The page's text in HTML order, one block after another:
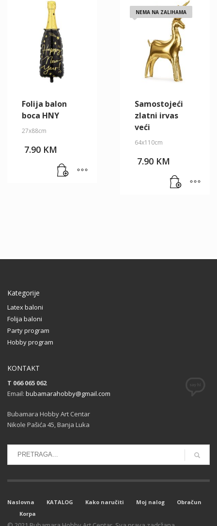
Folija balon
boca HNY
27x88cm
7.90 KM
NEMA NA ZALIHAMA
Samostojeći
zlatni irvas
veći
64x110cm
7.90 KM
Kategorije
Latex baloni
Folija baloni
Party program
Hobby program
KONTAKT
T 066 065 062
Email: bubamarahobby@gmail.com
Bubamara Hobby Art Centar
Nikole Pašića 45, Banja Luka
Naslovna KATALOG Kako naručiti Moj nalog
Obračun
Korpa